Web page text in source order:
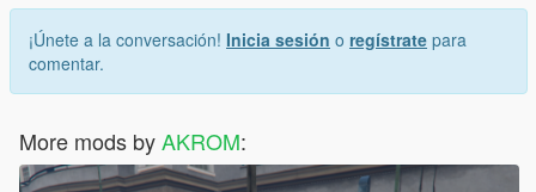
¡Únete a la conversación! Inicia sesión o regístrate para
comentar.
More mods byAKROM: